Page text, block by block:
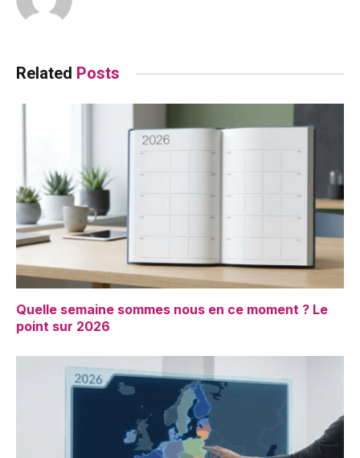
Related Posts
Quelle semaine sommes nous en ce moment ? Le
point sur 2026